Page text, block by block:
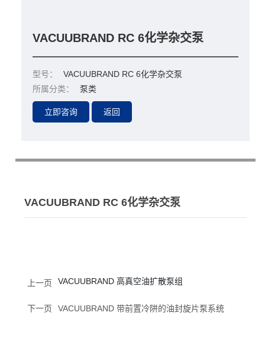
VACUUBRAND RC 6化学杂交泵
型号：
VACUUBRAND RC 6化学杂交泵
所属分类：
泵类
VACUUBRAND RC 6化学杂交泵
上一页 VACUUBRAND 高真空油扩散泵组
下一页 VACUUBRAND 带前置冷阱的油封旋片泵系统